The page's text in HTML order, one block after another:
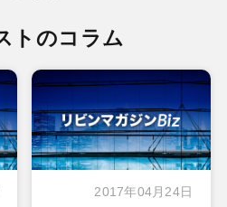
トのコラム
2017年04月24日